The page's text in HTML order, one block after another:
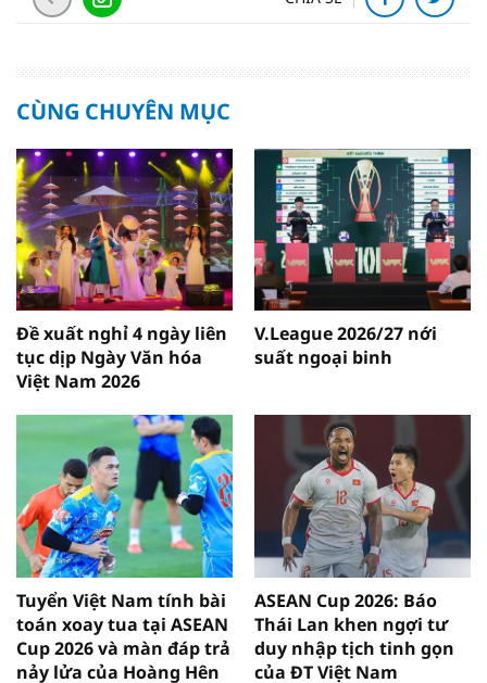
CÙNG CHUYÊN MỤC
Đề xuất nghỉ 4 ngày liên
tục dịp Ngày Văn hóa
Việt Nam 2026
V.League 2026/27 nới
suất ngoại binh
Tuyển Việt Nam tính bài
toán xoay tua tại ASEAN
Cup 2026 và màn đáp trả
nảy lửa của Hoàng Hên
ASEAN Cup 2026: Báo
Thái Lan khen ngợi tư
duy nhập tịch tinh gọn
của ĐT Việt Nam